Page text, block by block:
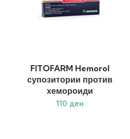
FITOFARM Hemorol
супозитории против
хемороиди
ден